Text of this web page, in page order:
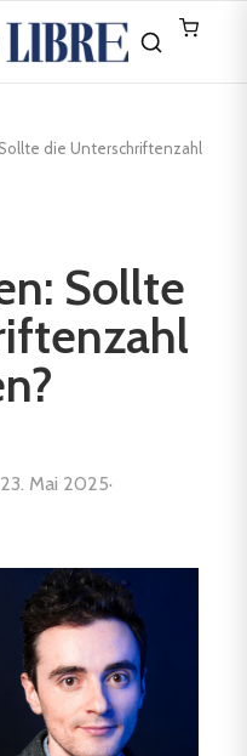
die Unterschriftenzahl
Sollte
23. Mai 2025·